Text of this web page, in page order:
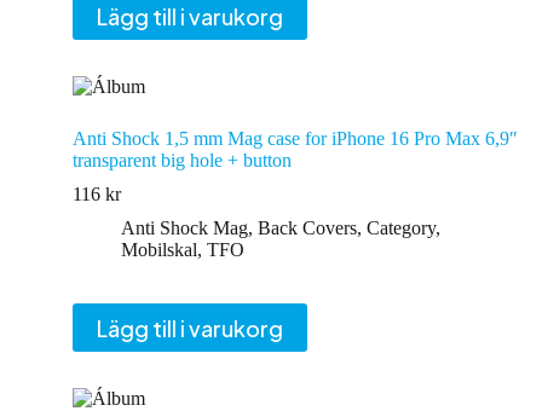
Lägg till i varukorg
Anti Shock 1,5 mm Mag case for iPhone 16 Pro Max 6,9″
transparent big hole + button
116 kr
Anti Shock Mag, Back Covers, Category,
Mobilskal, TFO
Lägg till i varukorg